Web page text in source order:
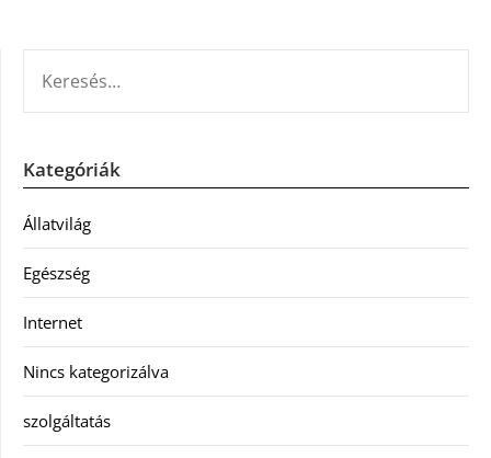
Kategóriák
Állatvilág
Egészség
Internet
Nincs kategorizálva
szolgáltatás